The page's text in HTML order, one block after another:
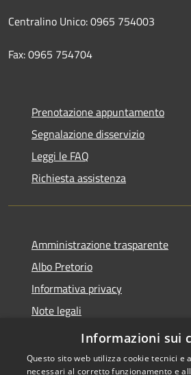
Centralino Unico: 0965 754003
Fax: 0965 754704
Prenotazione appuntamento
Segnalazione disservizio
Leggi le FAQ
Richiesta assistenza
Amministrazione trasparente
Albo Pretorio
Informativa privacy
Note legali
Dichiarazione di accessibilità
Informazioni sui
Questo sito web utilizza cookie tecnici e
necessari al corretto funzionamento e